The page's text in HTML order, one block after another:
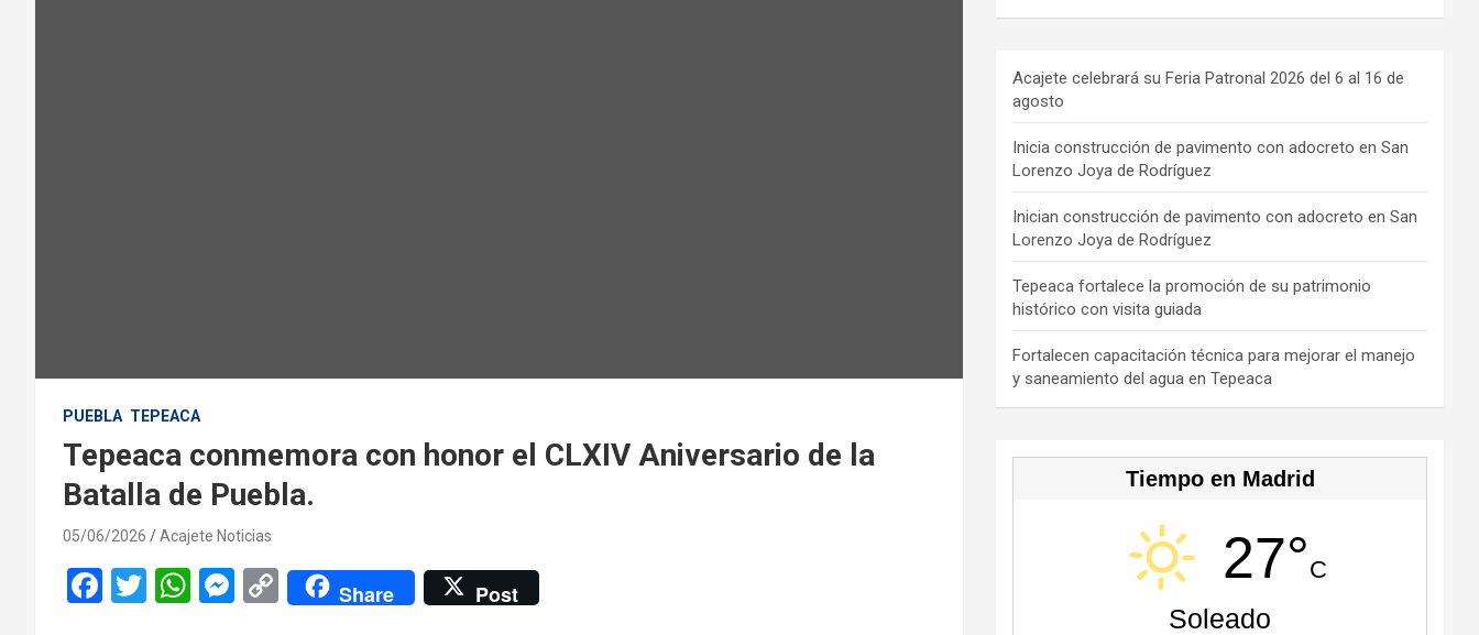
PUEBLA TEPEACA
Tepeaca conmemora con honor el CLXIV Aniversario de la
Batalla de Puebla.
05/06/2026 Acajete Noticias
F
T
W M C
Share Post
a
b
o
o
k
hr
a
d
s
st
gr
a
m
k
o
k
o
T
u
b
e
C
h
a
n
n
el
Acajete celebrará su Feria Patronal 2026 del 6 al 16 de
agosto
Inicia construcción de pavimento con adocreto en San
Lorenzo Joya de Rodríguez
Inician construcción de pavimento con adocreto en San
Lorenzo Joya de Rodríguez
Tepeaca fortalece la promoción de su patrimonio
histórico con visita guiada
Fortalecen capacitación técnica para mejorar el manejo
y saneamiento del agua en Tepeaca
Tiempo en Madrid
27°C
Soleado